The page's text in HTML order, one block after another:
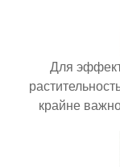
Для
крайне